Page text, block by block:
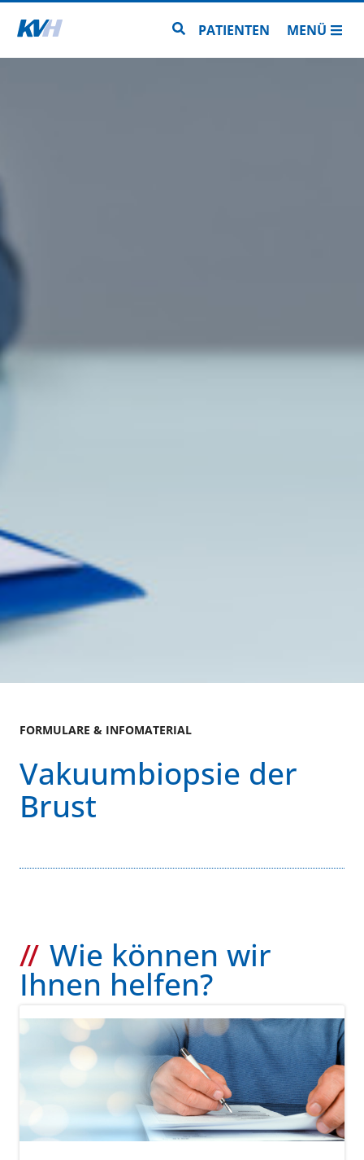
Zur Startseite Zur Seitensuche
PATIENTEN MENÜ
FORMULARE & INFOMATERIAL
Vakuumbiopsie der
Brust
Wie können wir
Ihnen helfen?